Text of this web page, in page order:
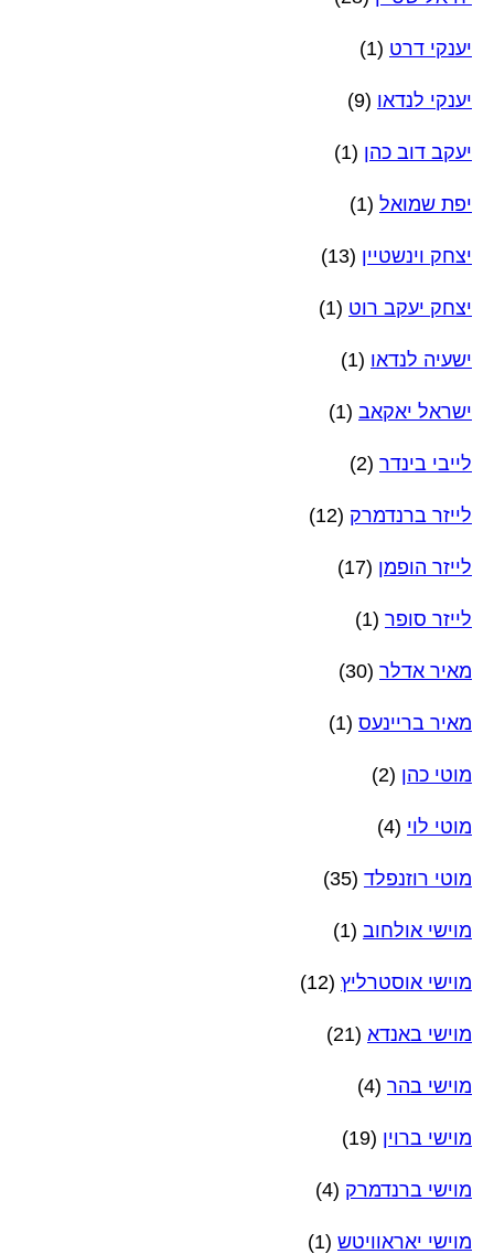
יענקי דרט (1)
יענקי לנדאו (9)
יעקב דוב כהן (1)
יפת שמואל (1)
יצחק וינשטיין (13)
יצחק יעקב רוט (1)
ישעיה לנדאו (1)
ישראל יאקאב (1)
לייבי בינדר (2)
לייזר ברנדמרק (12)
לייזר הופמן (17)
לייזר סופר (1)
מאיר אדלר (30)
מאיר בריינעס (1)
מוטי כהן (2)
מוטי לוי (4)
מוטי רוזנפלד (35)
מוישי אולחוב (1)
מוישי אוסטרליץ (12)
מוישי באנדא (21)
מוישי בהר (4)
מוישי ברוין (19)
מוישי ברנדמרק (4)
מוישי יאראוויטש (1)